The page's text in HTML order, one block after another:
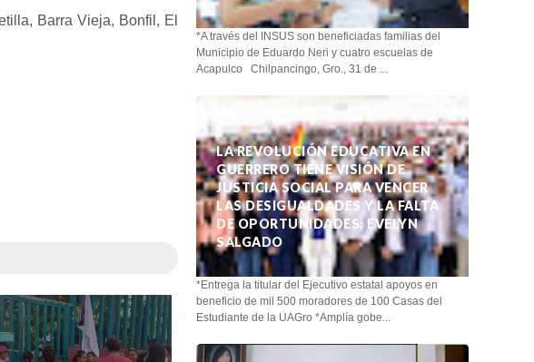
Barra Vieja, Bonfil, El
*A través del INSUS son beneficiadas familias del
Municipio de Eduardo Neri y cuatro escuelas de
Acapulco Chilpancingo, Gro., 31 de ...
LA REVOLUCIÓN EDUCATIVA EN
GUERRERO TIENE VISIÓN DE
JUSTICIA SOCIAL PARA VENCER
LAS DESIGUALDADES Y LA FALTA
DE OPORTUNIDADES: EVELYN
SALGADO
*Entrega la titular del Ejecutivo estatal apoyos en
beneficio de mil 500 moradores de 100 Casas del
Estudiante de la UAGro *Amplía gobe...